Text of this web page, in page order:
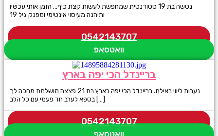
נטשה בת 19 סטודנטית שמחפשת לעשות קצת כיף… הזמן אותי עכשיו
ותיהנה מעיסוי אינטימי ומפנק גיל 19
0542143707
וואטסאפ
בריינדל הכי יפה בארץ
נערות ליווי באילת. בריינדל הכי יפה בארץ בת 21 פצצה מושלמת מחכה לך
בספא לערב חד פעמי עם כל הלב […]
0542143707